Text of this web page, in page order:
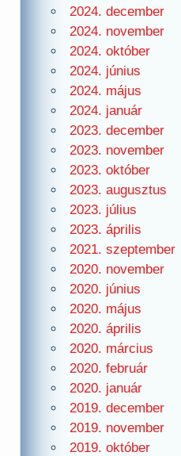
2024. december
2024. november
2024. október
2024. június
2024. május
2024. január
2023. december
2023. november
2023. október
2023. augusztus
2023. július
2023. április
2021. szeptember
2020. november
2020. június
2020. május
2020. április
2020. március
2020. február
2020. január
2019. december
2019. november
2019. október